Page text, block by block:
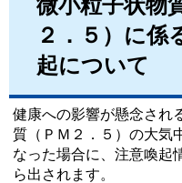
微小粒子状物
２．５）に係
起について
健康への影響が懸念され
質（ＰＭ２．５）の大気
なった場合に、注意喚起
ら出されます。